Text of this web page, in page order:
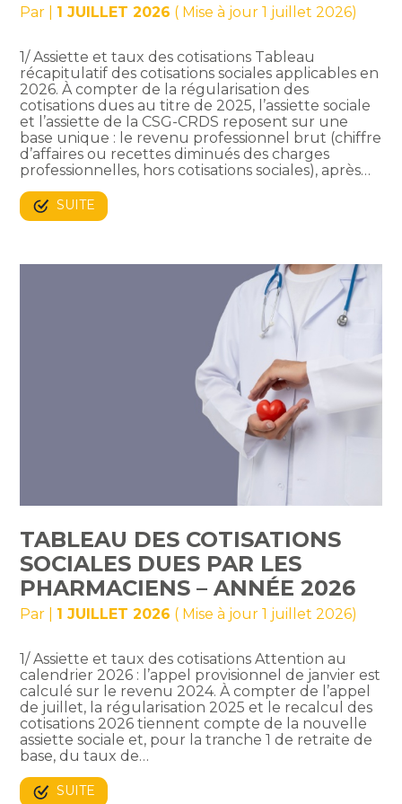
Par 1 JUILLET 2026 ( Mise à jour 1 juillet 2026)
1/ Assiette et taux des cotisations Tableau
récapitulatif des cotisations sociales applicables en
2026. À compter de la régularisation des
cotisations dues au titre de 2025, l’assiette sociale
et l’assiette de la CSG-CRDS reposent sur une
base unique : le revenu professionnel brut (chiffre
d’affaires ou recettes diminués des charges
professionnelles, hors cotisations sociales), après…
SUITE
TABLEAU DES COTISATIONS
SOCIALES DUES PAR LES
PHARMACIENS – ANNÉE 2026
Par 1 JUILLET 2026 ( Mise à jour 1 juillet 2026)
1/ Assiette et taux des cotisations Attention au
calendrier 2026 : l’appel provisionnel de janvier est
calculé sur le revenu 2024. À compter de l’appel
de juillet, la régularisation 2025 et le recalcul des
cotisations 2026 tiennent compte de la nouvelle
assiette sociale et, pour la tranche 1 de retraite de
base, du taux de…
SUITE